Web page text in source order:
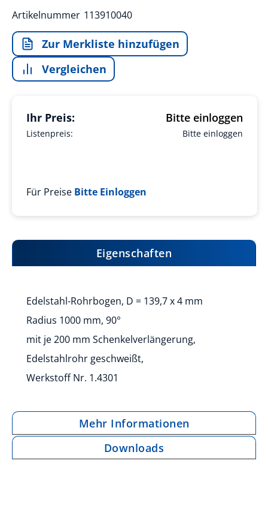
Artikelnummer 113910040
Zur Merkliste hinzufügen
Vergleichen
Listenpreis: Bitte einloggen
Ihr Preis: Bitte einloggen
Für Preise Bitte Einloggen
Eigenschaften
Edelstahl-Rohrbogen, D = 139,7 x 4 mm
Radius 1000 mm, 90°
mit je 200 mm Schenkelverlängerung,
Edelstahlrohr geschweißt,
Werkstoff Nr. 1.4301
Mehr Informationen
Downloads